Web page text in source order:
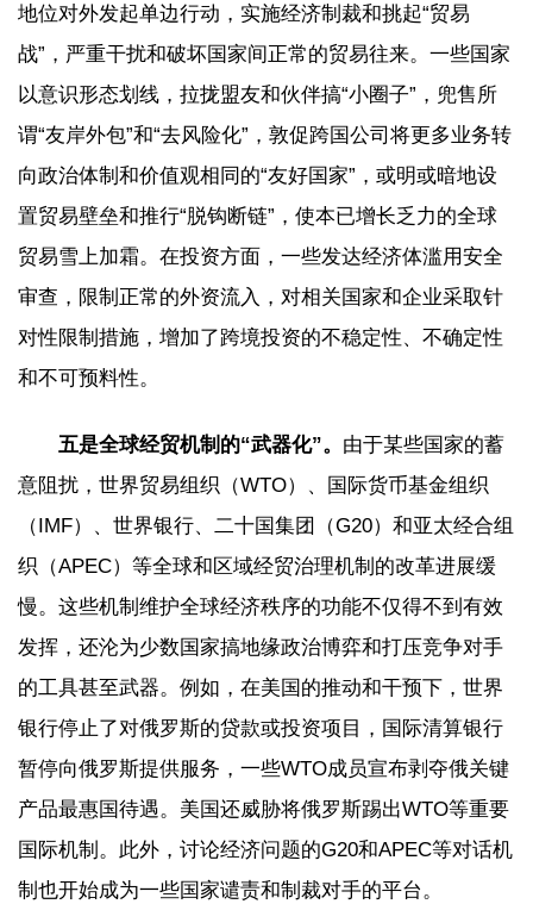
地位对外发起单边行动，实施经济制裁和挑起“贸易
战”，严重干扰和破坏国家间正常的贸易往来。一些国家
以意识形态划线，拉拢盟友和伙伴搞“小圈子”，兜售所
谓“友岸外包”和“去风险化”，敦促跨国公司将更多业务转
向政治体制和价值观相同的“友好国家”，或明或暗地设
置贸易壁垒和推行“脱钩断链”，使本已增长乏力的全球
贸易雪上加霜。在投资方面，一些发达经济体滥用安全
审查，限制正常的外资流入，对相关国家和企业采取针
对性限制措施，增加了跨境投资的不稳定性、不确定性
和不可预料性。
五是全球经贸机制的“武器化”。 由于某些国家的蓄
意阻扰，世界贸易组织（WTO）、国际货币基金组织
（IMF）、世界银行、二十国集团（G20）和亚太经合组
织（APEC）等全球和区域经贸治理机制的改革进展缓
慢。这些机制维护全球经济秩序的功能不仅得不到有效
发挥，还沦为少数国家搞地缘政治博弈和打压竞争对手
的工具甚至武器。例如，在美国的推动和干预下，世界
银行停止了对俄罗斯的贷款或投资项目，国际清算银行
暂停向俄罗斯提供服务，一些WTO成员宣布剥夺俄关键
产品最惠国待遇。美国还威胁将俄罗斯踢出WTO等重要
国际机制。此外，讨论经济问题的G20和APEC等对话机
制也开始成为一些国家谴责和制裁对手的平台。